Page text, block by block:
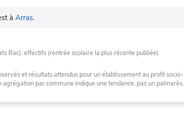
à Arras.
Bac), effectifs (rentrée scolaire la plus récente publiée).
et résultats attendus pour un établissement au profil socio-
par commune indique une tendance, pas un palmarès.